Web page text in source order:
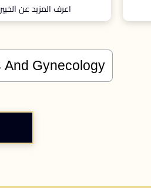
اعرف المزيد عن الخبير